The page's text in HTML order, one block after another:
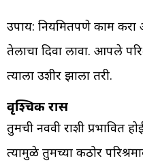
उपाय: नियमितपणे काम करा
तेलाचा दिवा लावा. आपले
त्याला उशीर झाला तरी.
वृश्चिक रास
तुमची नववी राशी प्रभावित
त्यामुळे तुमच्या कठोर